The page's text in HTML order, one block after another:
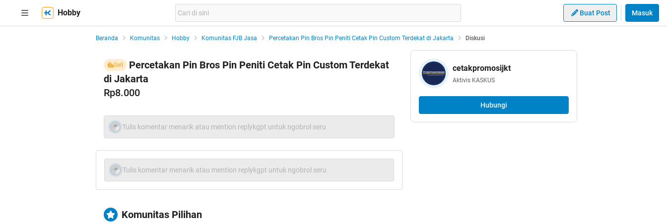
Hobby Buat Post Masuk
Beranda Komunitas Hobby Komunitas FJB Jasa Percetakan Pin Bros Pin Peniti Cetak Pin Custom Terdekat di Jakarta Diskusi
Sell
Percetakan Pin Bros Pin Peniti Cetak Pin Custom Terdekat
di Jakarta
Rp8.000
Tulis komentar menarik atau mention replykgpt untuk ngobrol seru
Tulis komentar menarik atau mention replykgpt untuk ngobrol seru
Komunitas Pilihan
cetakpromosijkt
Aktivis KASKUS
Hubungi